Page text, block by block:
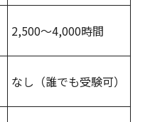
2,500～4,000時間
なし（誰でも受験可）